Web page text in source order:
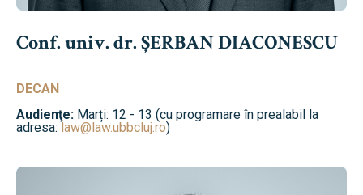
Conf. univ. dr. ȘERBAN DIACONESCU
DECAN
Audienţe: Marți: 12 - 13 (cu programare în prealabil la
adresa:law@law.ubbcluj.ro)